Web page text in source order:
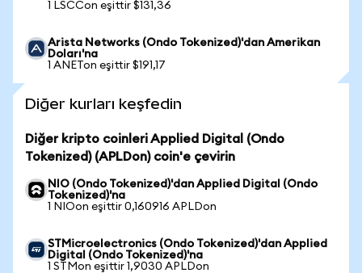
1 LSCCon eşittir $131,36
Arista Networks (Ondo Tokenized)'dan Amerikan
Doları'na
1 ANETon eşittir $191,17
Diğer kurları keşfedin
Diğer kripto coinleri Applied Digital (Ondo
Tokenized) (APLDon) coin'e çevirin
NIO (Ondo Tokenized)'dan Applied Digital (Ondo
Tokenized)'na
1 NIOon eşittir 0,160916 APLDon
STMicroelectronics (Ondo Tokenized)'dan Applied
Digital (Ondo Tokenized)'na
1 STMon eşittir 1,9030 APLDon